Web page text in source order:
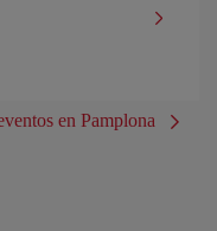
en Pamplona